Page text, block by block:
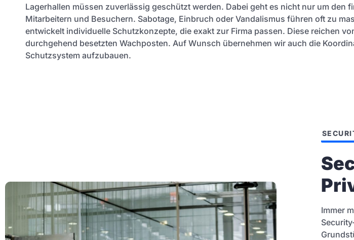
Lagerhallen müssen zuverlässig geschützt werden. Dabei geht es nicht nur um den
Mitarbeitern und Besuchern. Sabotage, Einbruch oder Vandalismus führen oft zu
entwickelt individuelle Schutzkonzepte, die exakt zur Firma passen. Diese reichen
durchgehend besetzten Wachposten. Auf Wunsch übernehmen wir auch die
Schutzsystem aufzubauen.
Immer